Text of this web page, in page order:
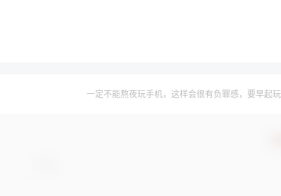
一定不能熬夜玩手机，这样会很有负罪感，要早起